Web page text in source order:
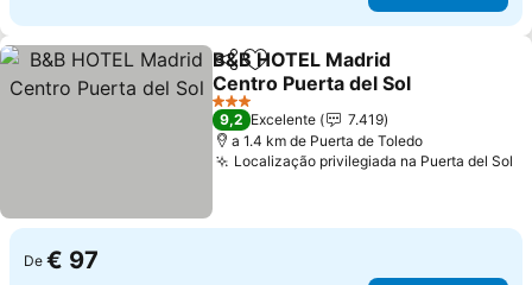
PartilharAdicionar aos favoritos
B&B HOTEL Madrid
Centro Puerta del Sol
Ver preços
3 Estrelas
9,2 Excelente
7.419
a 1.4 km de Puerta de Toledo
Localização privilegiada na Puerta del Sol
De € 97